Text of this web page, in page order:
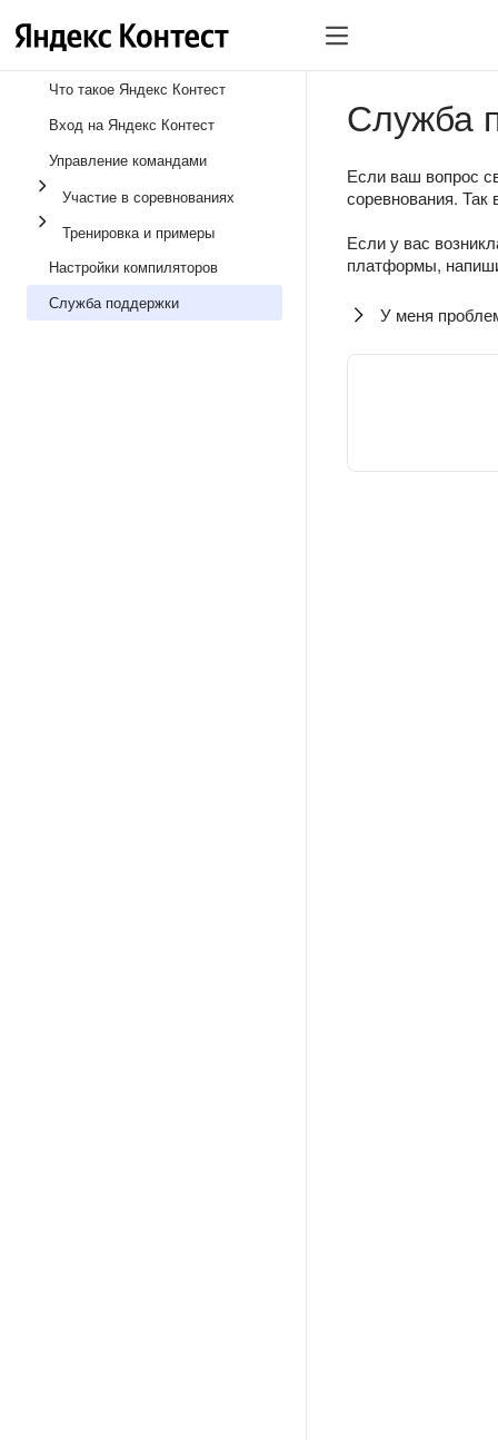
Что такое Яндекс Контест
Вход на Яндекс Контест
Управление командами
Участие в соревнованиях
Тренировка и примеры
Настройки компиляторов
Служба поддержки
Служба
Если ваш вопрос
соревнования. Так
Если у вас
платформы,
У меня